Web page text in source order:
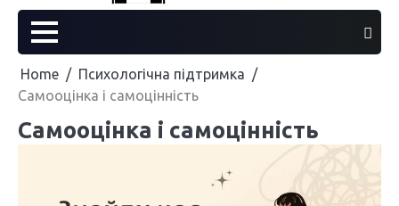
Home
Психологічна підтримка
Самооцінка і самоцінність
Самооцінка і самоцінність